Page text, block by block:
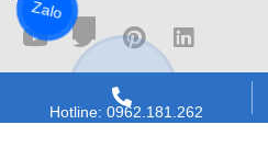
Hotline: 0962.181.262
Zalo